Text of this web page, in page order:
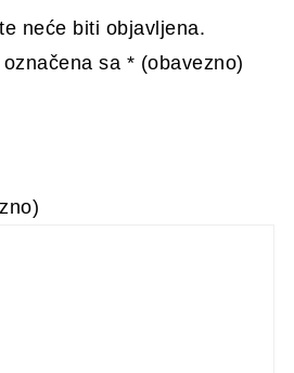
neće biti objavljena.
sa * (obavezno)